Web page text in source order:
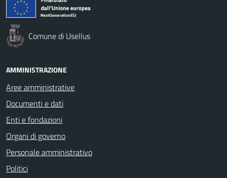
Comune di Usellus
AMMINISTRAZIONE
Aree amministrative
Documenti e dati
Enti e fondazioni
Organi di governo
Personale amministrativo
Politici